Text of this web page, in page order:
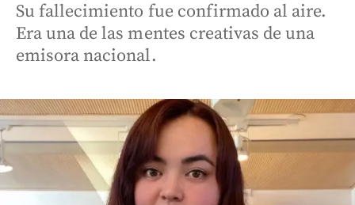
Su fallecimiento fue confirmado al aire.
Era una de las mentes creativas de una
emisora nacional.